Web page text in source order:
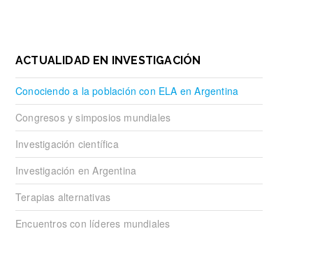
ACTUALIDAD EN INVESTIGACIÓN
Conociendo a la población con ELA en Argentina
Congresos y simposios mundiales
Investigación científica
Investigación en Argentina
Terapias alternativas
Encuentros con líderes mundiales